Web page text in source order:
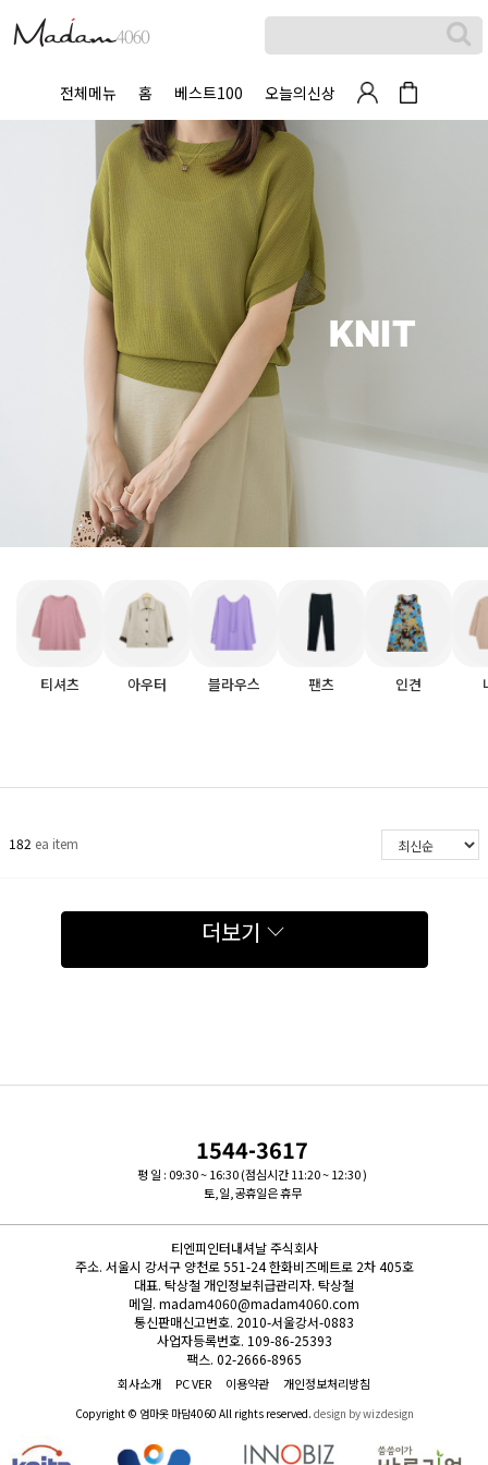
전체메뉴 홈 베스트100 오늘의신상
티셔츠 아우터 블라우스 팬츠 인견
182 ea item
더보기
1544-3617
평 일 : 09:30 ~ 16:30 (점심시간 11:20 ~ 12:30 )
토,일,공휴일은 휴무
티엔피인터내셔날 주식회사
주소. 서울시 강서구 양천로 551-24 한화비즈메트로 2차 405호
대표. 탁상철 개인정보취급관리자. 탁상철
메일. madam4060@madam4060.com
통신판매신고번호. 2010-서울강서-0883
사업자등록번호. 109-86-25393
팩스. 02-2666-8965
회사소개 PC VER 이용약관 개인정보처리방침
Copyright © 엄마옷 마담4060 All rights reserved. design by wizdesign